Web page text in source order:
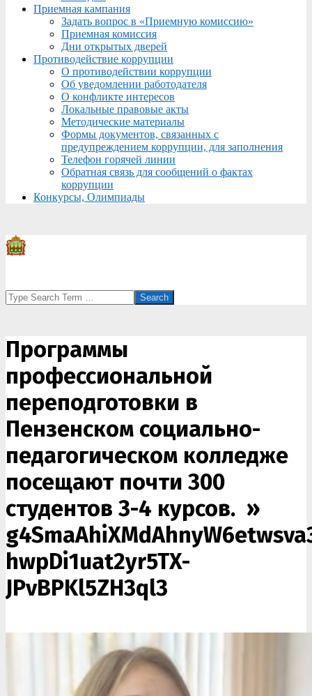
Приемная кампания
Задать вопрос в «Приемную комиссию»
Приемная комиссия
Дни открытых дверей
Противодействие коррупции
О противодействии коррупции
Об уведомлении работодателя
О конфликте интересов
Локальные правовые акты
Методические материалы
Формы документов, связанных с
предупреждением коррупции, для заполнения
Телефон горячей линии
Обратная связь для сообщений о фактах
коррупции
Конкурсы, Олимпиады
Search
Программы
профессиональной
переподготовки в
Пензенском социально-
педагогическом колледже
посещают почти 300
студентов 3-4 курсов. »
hwpDi1uat2yr5TX-
JPvBPKl5ZH3ql3